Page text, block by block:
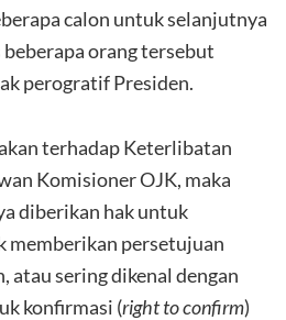
calon untuk selanjutnya
orang tersebut
perogratif Presiden.
terhadap Keterlibatan
Komisioner OJK, maka
diberikan hak untuk
memberikan persetujuan
atau sering dikenal dengan
konfirmasi (right to confirm)